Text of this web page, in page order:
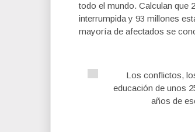
todo el mundo. Calculan que
interrumpida y 93 millones
mayoría de afectados se
Los conflictos,
educación de unos
años de